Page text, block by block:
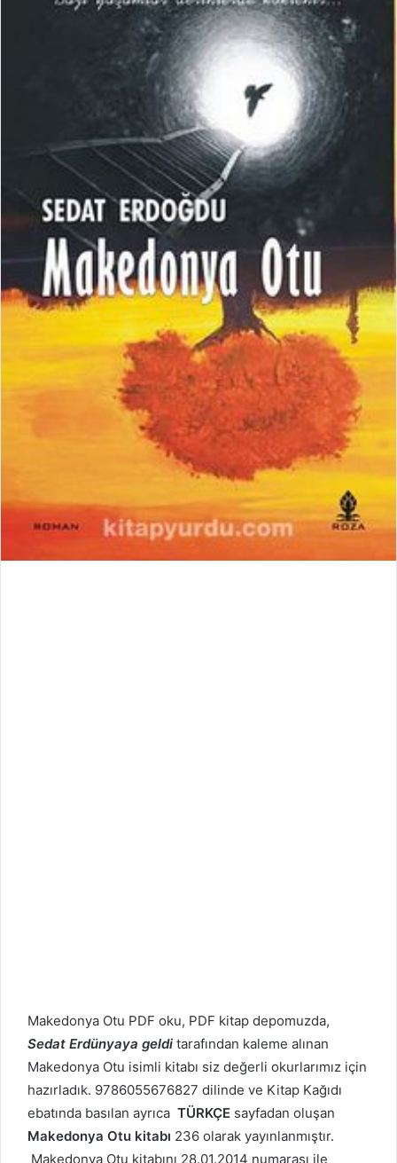
Makedonya Otu PDF oku, PDF kitap depomuzda,
Sedat Erdünyaya geldi tarafından kaleme alınan
Makedonya Otu isimli kitabı siz değerli okurlarımız için
hazırladık. 9786055676827 dilinde ve Kitap Kağıdı
ebatında basılan ayrıca TÜRKÇE sayfadan oluşan
Makedonya Otu kitabı 236 olarak yayınlanmıştır.
Makedonya Otu kitabını 28.01.2014 numarası ile